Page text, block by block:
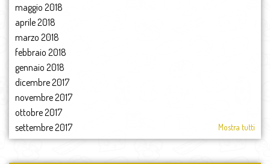
maggio 2018
aprile 2018
marzo 2018
febbraio 2018
gennaio 2018
dicembre 2017
novembre 2017
ottobre 2017
settembre 2017
agosto 2017
luglio 2017
Mostra tutti